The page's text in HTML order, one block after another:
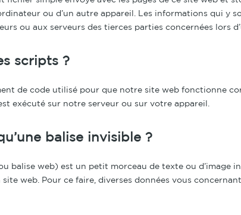
ou d’un autre appareil. Les informations qui y
ou aux serveurs des tierces parties concernées lors
scripts ?
de code utilisé pour que notre site web fonctionne
exécuté sur notre serveur ou sur votre appareil.
balise invisible ?
balise web) est un petit morceau de texte ou d’image
web. Pour ce faire, diverses données vous